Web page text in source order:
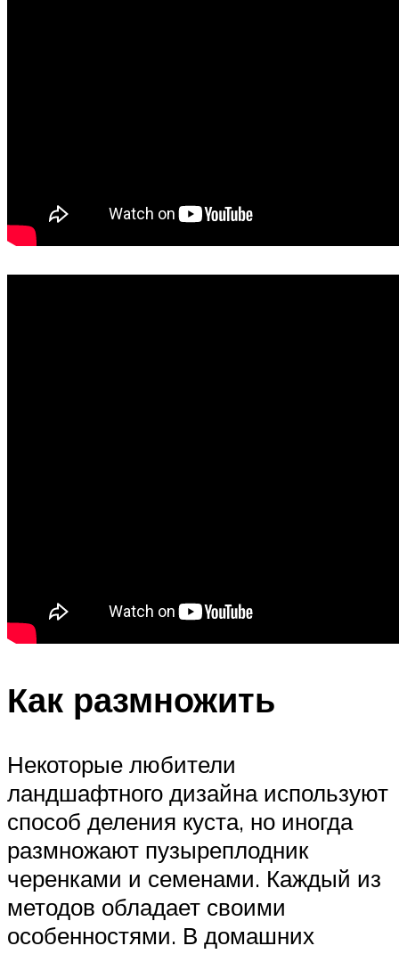
Как размножить
Некоторые любители
ландшафтного дизайна используют
способ деления куста, но иногда
размножают пузыреплодник
черенками и семенами. Каждый из
методов обладает своими
особенностями. В домашних